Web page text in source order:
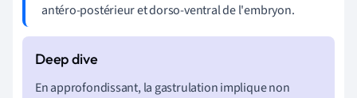
antéro-postérieur et dorso-ventral de l'embryon.
En approfondissant, la gastrulation implique non